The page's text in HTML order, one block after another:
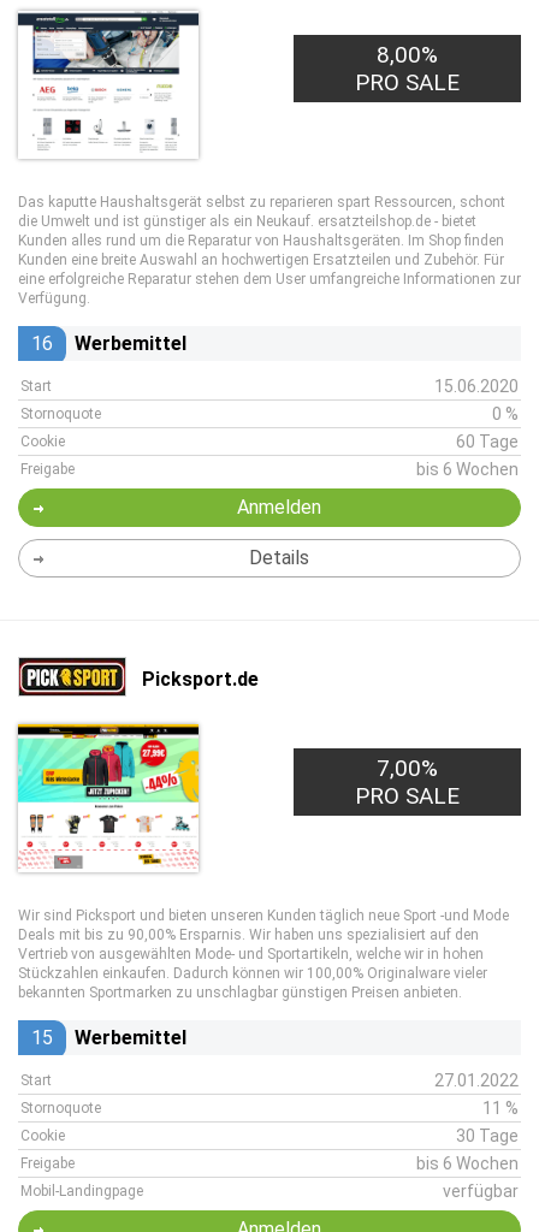
8,00%
PRO SALE
Das kaputte Haushaltsgerät selbst zu reparieren spart Ressourcen, schont
die Umwelt und ist günstiger als ein Neukauf. ersatzteilshop.de - bietet
Kunden alles rund um die Reparatur von Haushaltsgeräten. Im Shop finden
Kunden eine breite Auswahl an hochwertigen Ersatzteilen und Zubehör. Für
eine erfolgreiche Reparatur stehen dem User umfangreiche Informationen zur
Verfügung.
16 Werbemittel
Start 15.06.2020
Stornoquote 0 %
Cookie 60 Tage
Freigabe bis 6 Wochen
Anmelden
Details
Picksport.de
7,00%
PRO SALE
Wir sind Picksport und bieten unseren Kunden täglich neue Sport -und Mode
Deals mit bis zu 90,00% Ersparnis. Wir haben uns spezialisiert auf den
Vertrieb von ausgewählten Mode- und Sportartikeln, welche wir in hohen
Stückzahlen einkaufen. Dadurch können wir 100,00% Originalware vieler
bekannten Sportmarken zu unschlagbar günstigen Preisen anbieten.
15 Werbemittel
Start 27.01.2022
Stornoquote 11 %
Cookie 30 Tage
Freigabe bis 6 Wochen
Mobil-Landingpage verfügbar